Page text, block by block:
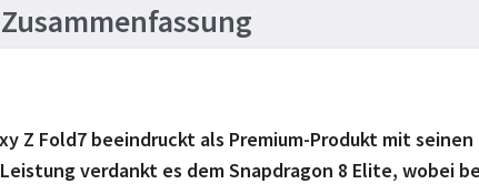
Z Fold7 beeindruckt als Premium-Produkt mit
verdankt es dem Snapdragon 8 Elite, wobei